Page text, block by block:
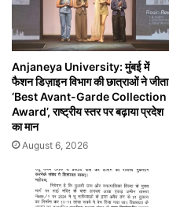
Anjaneya University: मुंबई में
फैशन डिज़ाइन विभाग की छात्राओं ने जीता
‘Best Avant-Garde Collection
Award’, राष्ट्रीय स्तर पर बढ़ाया प्रदेश
का मान
August 6, 2026